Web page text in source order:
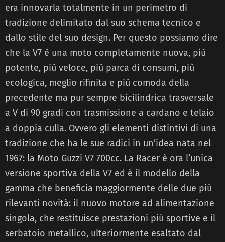
era innovarla totalmente in un perimetro di
tradizione delimitato dal suo schema tecnico e
dallo stile del suo design. Per questo possiamo dire
che la V7 è una moto completamente nuova, più
potente, più veloce, più parca di consumi, più
ecologica, meglio rifinita e più comoda della
precedente ma pur sempre bicilindrica trasversale
a V di 90 gradi con trasmissione a cardano e telaio
a doppia culla. Ovvero gli elementi distintivi di una
tradizione che ha le sue radici in un’idea nata nel
1967: la Moto Guzzi V7 700cc. La Racer è ora l’unica
versione sportiva della V7 ed è il modello della
gamma che beneficia maggiormente delle due più
rilevanti novità: il nuovo motore ad alimentazione
singola, che restituisce prestazioni più sportive e il
serbatoio metallico, ulteriormente esaltato dal